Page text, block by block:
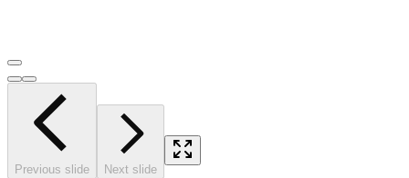
Previous slide Next slide